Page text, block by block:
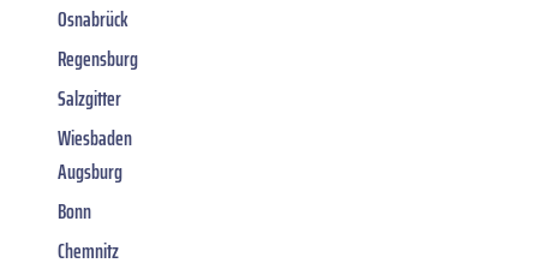
Osnabrück
Regensburg
Salzgitter
Wiesbaden
Augsburg
Bonn
Chemnitz